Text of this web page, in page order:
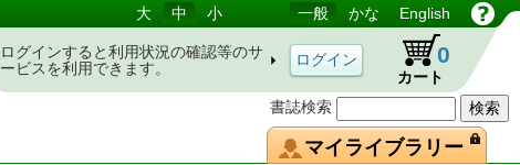
書誌検索
大 中 小 一般 かな English
ログインすると利用状況の確認等のサ
ービスを利用できます。
カート
0
マイライブラリー